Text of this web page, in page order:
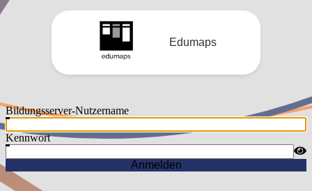
Edumaps
Bildungsserver-Nutzername
Kennwort
Anmelden